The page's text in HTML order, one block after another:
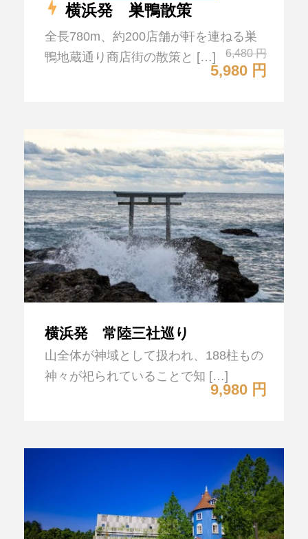
横浜発 巣鴨散策
6,480 円
5,980 円
全長780m、約200店舗が軒を連ねる巣
鴨地蔵通り商店街の散策と […]
横浜発 常陸三社巡り
9,980 円
山全体が神域として扱われ、188柱もの
神々が祀られていることで知 […]